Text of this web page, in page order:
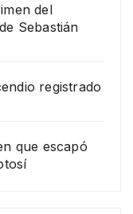
del
Sebastián
registrado
que escapó